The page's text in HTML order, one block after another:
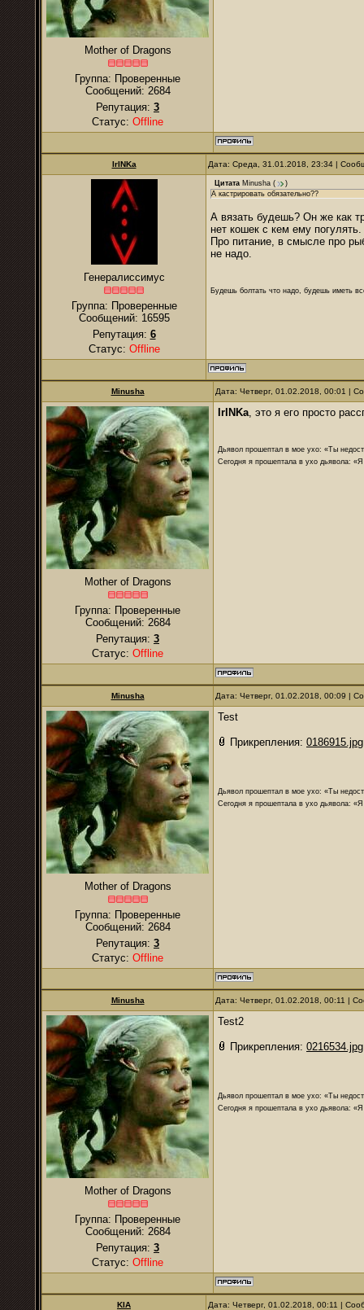
Mother of Dragons
Группа: Проверенные
Сообщений: 2684
Репутация: 3
Статус: Offline
IrINKa Дата: Среда, 31.01.2018, 23:34 |
Генералиссимус
Группа: Проверенные
Сообщений: 16595
Репутация: 6
Статус: Offline
Цитата Minusha (
)
А кастрировать обязательно??
А вязать будешь? Он же как
нет кошек с кем ему
Про питание, в смысле про
не надо.
Будешь болтать что надо, будешь иметь
Minusha Дата: Четверг, 01.02.2018, 00:01 |
Mother of Dragons
Группа: Проверенные
Сообщений: 2684
Репутация: 3
Статус: Offline
IrINKa, это я его просто
Дьявол прошептал в мое ухо: «Ты
Сегодня я прошептала в ухо дьявола:
Minusha Дата: Четверг, 01.02.2018, 00:09 |
Mother of Dragons
Группа: Проверенные
Сообщений: 2684
Репутация: 3
Статус: Offline
Test
Прикрепления: 0186915.jpg
Дьявол прошептал в мое ухо: «Ты
Сегодня я прошептала в ухо дьявола:
Minusha Дата: Четверг, 01.02.2018, 00:11 |
Mother of Dragons
Группа: Проверенные
Сообщений: 2684
Репутация: 3
Статус: Offline
Test2
Прикрепления: 0216534.jpg
Дьявол прошептал в мое ухо: «Ты
Сегодня я прошептала в ухо дьявола:
KIA Дата: Четверг, 01.02.2018, 00:11 |